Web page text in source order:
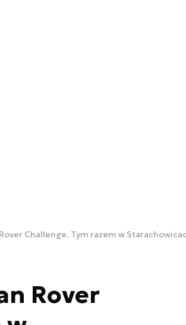
Challenge. Tym razem w
Rover